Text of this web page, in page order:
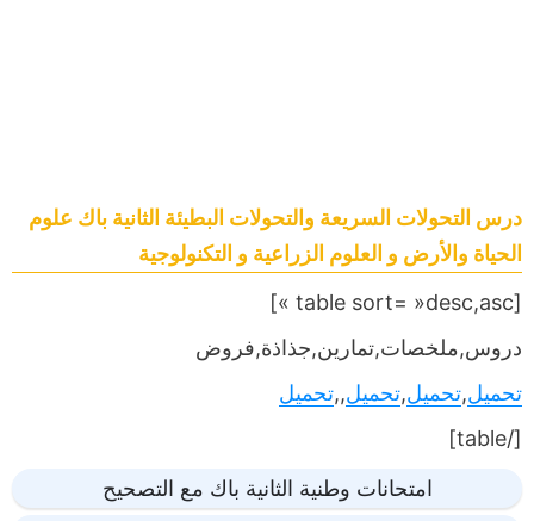
درس التحولات السريعة والتحولات البطيئة الثانية باك علوم
الحياة والأرض و العلوم الزراعية و التكنولوجية
[table sort= »desc,asc »]
دروس,ملخصات,تمارين,جذاذة,فروض
تحميل,تحميل,تحميل,,تحميل
[/table]
امتحانات وطنية الثانية باك مع التصحيح